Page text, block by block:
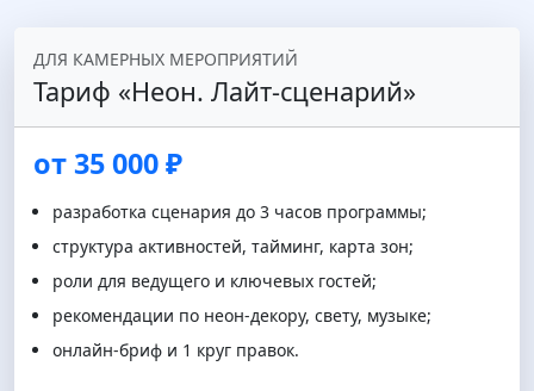
ДЛЯ КАМЕРНЫХ МЕРОПРИЯТИЙ
Тариф «Неон. Лайт‑сценарий»
от 35 000 ₽
разработка сценария до 3 часов программы;
структура активностей, тайминг, карта зон;
роли для ведущего и ключевых гостей;
рекомендации по неон-декору, свету, музыке;
онлайн‑бриф и 1 круг правок.